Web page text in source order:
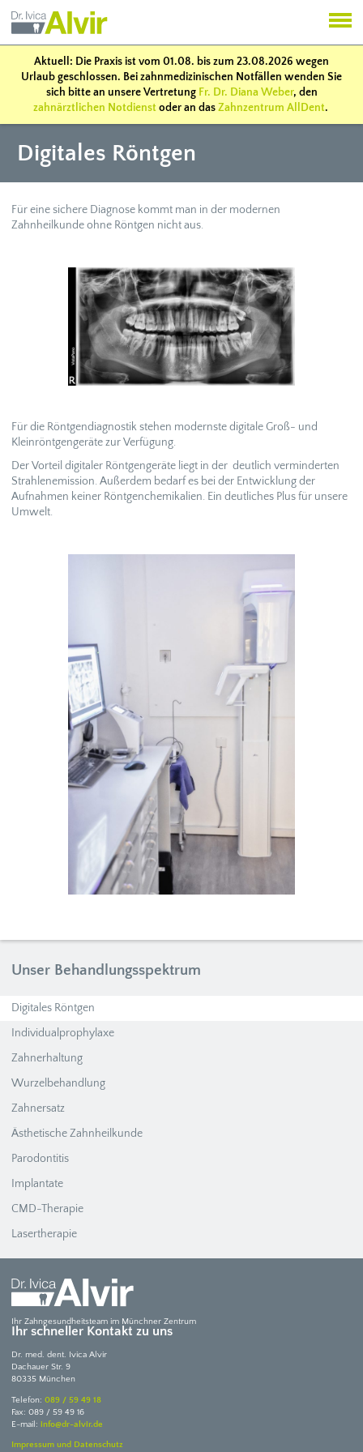
Aktuell: Die Praxis ist vom 01.08. bis zum 23.08.2026 wegen
Urlaub geschlossen. Bei zahnmedizinischen Notfällen wenden Sie
sich bitte an unsere Vertretung Fr. Dr. Diana Weber, den
zahnärztlichen Notdienstoder an dasZahnzentrum AllDent.
Digitales Röntgen
Für eine sichere Diagnose kommt man in der modernen
Zahnheilkunde ohne Röntgen nicht aus.
Für die Röntgendiagnostik stehen modernste digitale Groß- und
Kleinröntgengeräte zur Verfügung.
Der Vorteil digitaler Röntgengeräte liegt in der deutlich verminderten
Strahlenemission. Außerdem bedarf es bei der Entwicklung der
Aufnahmen keiner Röntgenchemikalien. Ein deutliches Plus für unsere
Umwelt.
Unser Behandlungsspektrum
Digitales Röntgen
Individualprophylaxe
Zahnerhaltung
Wurzelbehandlung
Zahnersatz
Ästhetische Zahnheilkunde
Parodontitis
Implantate
CMD-Therapie
Lasertherapie
Ihr Zahngesundheitsteam im Münchner Zentrum
Ihr schneller Kontakt zu uns
Dr. med. dent. Ivica Alvir
Dachauer Str. 9
80335 München
Telefon: 089 / 59 49 18
Fax: 089 / 59 49 16
E-mail: info@dr-alvir.de
Impressum und Datenschutz